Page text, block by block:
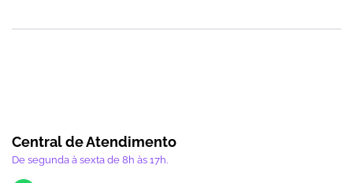
Central de Atendimento
De segunda à sexta de 8h às 17h.